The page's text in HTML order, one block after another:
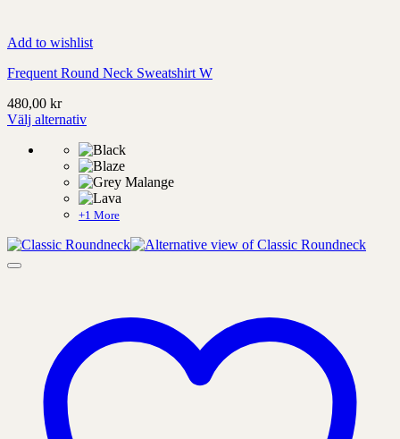
Add to wishlist
Frequent Round Neck Sweatshirt W
480,00 kr
Välj alternativ
produkt
på
produktens
+1 More